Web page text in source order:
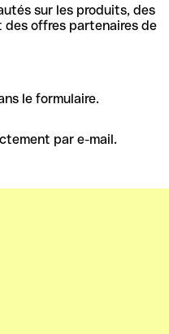
sur les produits, des
offres partenaires de
le formulaire.
par e-mail.